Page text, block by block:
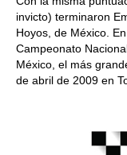
invicto) terminaron
Hoyos, de México.
Campeonato
México, el más
de abril de 2009 en